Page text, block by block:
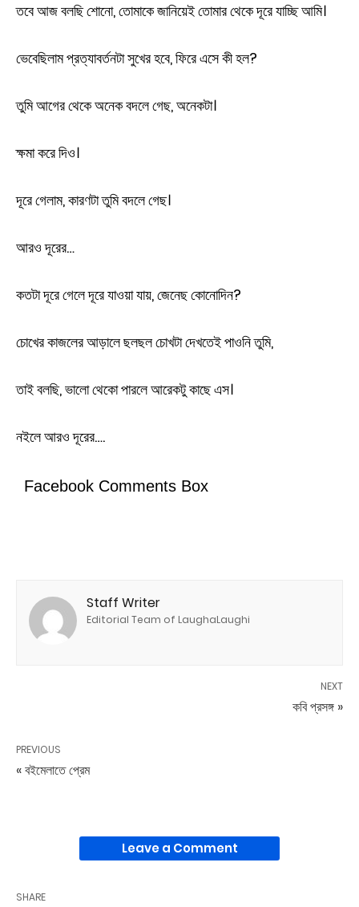
তবে আজ বলছি শোনো, তোমাকে জানিয়েই তোমার থেকে দূরে যাচ্ছি আমি।
ভেবেছিলাম প্রত্যাবর্তনটা সুখের হবে, ফিরে এসে কী হল?
তুমি আগের থেকে অনেক বদলে গেছ, অনেকটা।
ক্ষমা করে দিও।
দূরে গেলাম, কারণটা তুমি বদলে গেছ।
আরও দূরের…
কতটা দূরে গেলে দূরে যাওয়া যায়, জেনেছ কোনোদিন?
চোখের কাজলের আড়ালে ছলছল চোখটা দেখতেই পাওনি তুমি,
তাই বলছি, ভালো থেকো পারলে আরেকটু কাছে এস।
নইলে আরও দূরের….
Facebook Comments Box
Staff Writer
Editorial Team of LaughaLaughi
NEXT
কবি প্রসঙ্গ »
PREVIOUS
« বইমেলাতে প্রেম
Leave a Comment
SHARE